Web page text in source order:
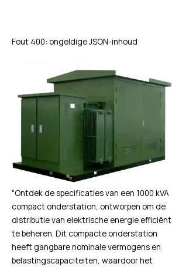
Fout 400: ongeldige JSON-inhoud
"Ontdek de specificaties van een 1000 kVA
compact onderstation, ontworpen om de
distributie van elektrische energie efficiënt
te beheren. Dit compacte onderstation
heeft gangbare nominale vermogens en
belastingscapaciteiten, waardoor het